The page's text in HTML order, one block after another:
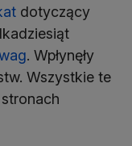
dotyczący
. Wpłynęły
Wszystkie te